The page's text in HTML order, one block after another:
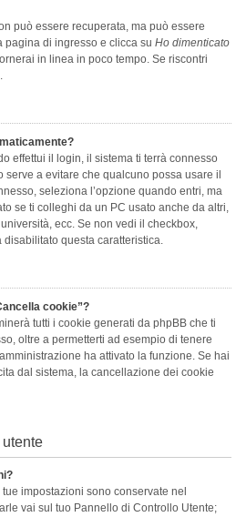
può essere recuperata, ma può essere
pagina di ingresso e clicca su Ho dimenticato
in linea in poco tempo. Se riscontri
effettui il login, il sistema ti terrà connesso
a evitare che qualcuno possa usare il
seleziona l’opzione quando entri, ma
se ti colleghi da un PC usato anche da altri,
ecc. Se non vedi il checkbox,
questa caratteristica.
cookie”?
tutti i cookie generati da phpBB che ti
oltre a permetterti ad esempio di tenere
ha attivato la funzione. Se hai
dal sistema, la cancellazione dei cookie
utente
impostazioni sono conservate nel
vai sul tuo Pannello di Controllo Utente;